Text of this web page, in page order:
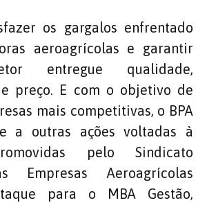
os gargalos enfrentado
aeroagrícolas e garantir
entregue qualidade,
preço. E com o objetivo de
mais competitivas, o BPA
a outras ações voltadas à
pelo Sindicato
Empresas Aeroagrícolas
para o MBA Gestão,